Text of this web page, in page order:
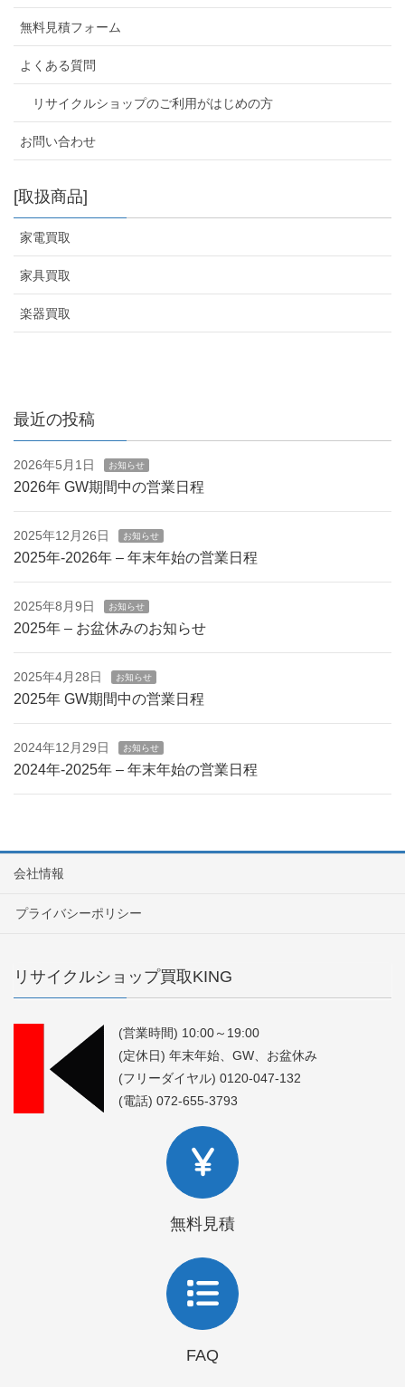
無料見積フォーム
よくある質問
リサイクルショップのご利用がはじめの方
お問い合わせ
[取扱商品]
家電買取
家具買取
楽器買取
最近の投稿
2026年5月1日 お知らせ
2026年 GW期間中の営業日程
2025年12月26日 お知らせ
2025年-2026年 – 年末年始の営業日程
2025年8月9日 お知らせ
2025年 – お盆休みのお知らせ
2025年4月28日 お知らせ
2025年 GW期間中の営業日程
2024年12月29日 お知らせ
2024年-2025年 – 年末年始の営業日程
会社情報
プライバシーポリシー
リサイクルショップ買取KING
(営業時間) 10:00～19:00
(定休日) 年末年始、GW、お盆休み
(フリーダイヤル) 0120-047-132
(電話) 072-655-3793
無料見積
FAQ